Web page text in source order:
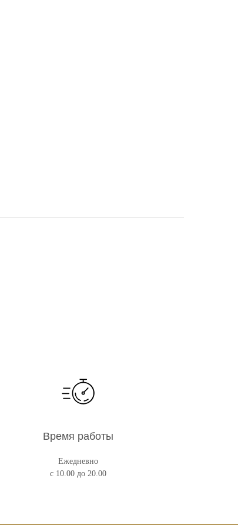
Время работы
Ежедневно
с 10.00 до 20.00